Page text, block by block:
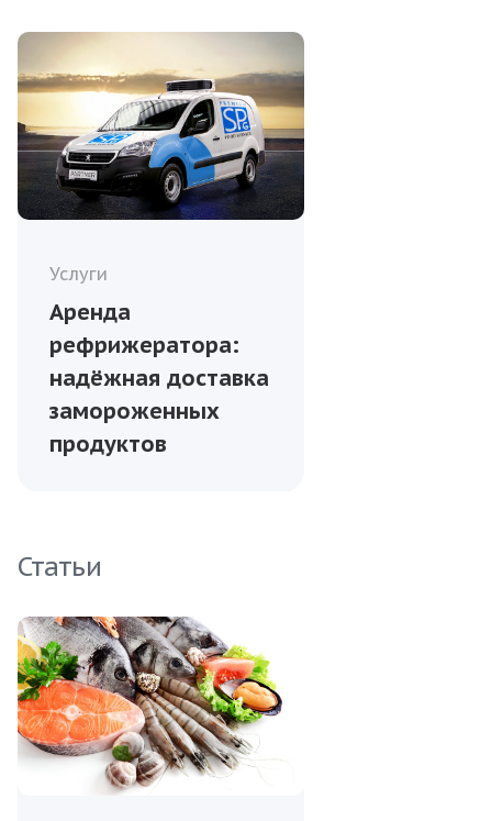
Услуги
Аренда
рефрижератора:
надёжная доставка
замороженных
продуктов
Статьи